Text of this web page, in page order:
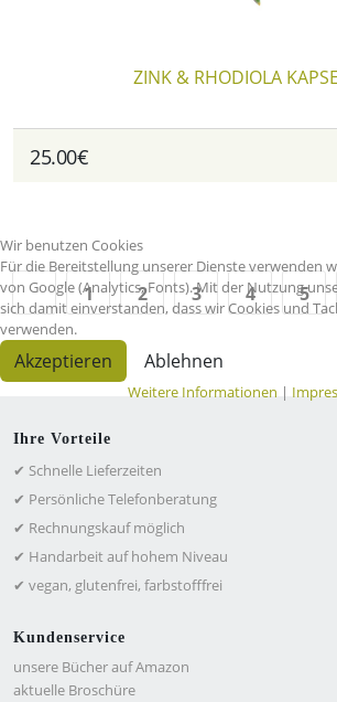
ZINK & RHODIOLA
25.00€
1 2 3 4 5
Ihre Vorteile
✔ Schnelle Lieferzeiten
✔ Persönliche Telefonberatung
✔ Rechnungskauf möglich
✔ Handarbeit auf hohem Niveau
✔ vegan, glutenfrei, farbstofffrei
Kundenservice
unsere Bücher auf Amazon
aktuelle Broschüre
Wir benutzen Cookies
Für die Bereitstellung unserer Dienste verwenden
von Google (Analytics, Fonts). Mit der Nutzung
sich damit einverstanden, dass wir Cookies und
verwenden.
Akzeptieren Ablehnen
Weitere Informationen |